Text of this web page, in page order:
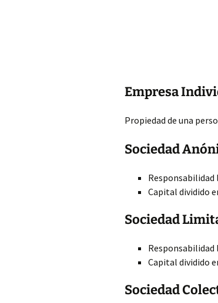
Empresa
Propiedad de una
Sociedad
Capital dividido
Sociedad
Capital dividido
Sociedad